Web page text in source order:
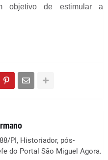
objetivo de estimular a
PI, Historiador, pós-
do Portal São Miguel Agora.